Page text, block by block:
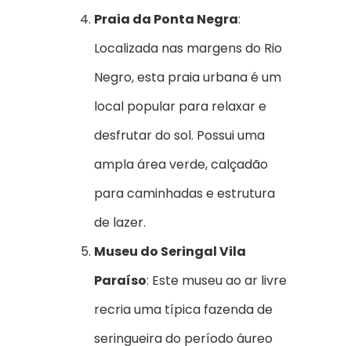
Praia da Ponta Negra:
Localizada nas margens do Rio
Negro, esta praia urbana é um
local popular para relaxar e
desfrutar do sol. Possui uma
ampla área verde, calçadão
para caminhadas e estrutura
de lazer.
Museu do Seringal Vila
Paraíso: Este museu ao ar livre
recria uma típica fazenda de
seringueira do período áureo